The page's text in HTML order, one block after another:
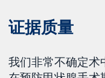
证据质量
我们非常不确定术